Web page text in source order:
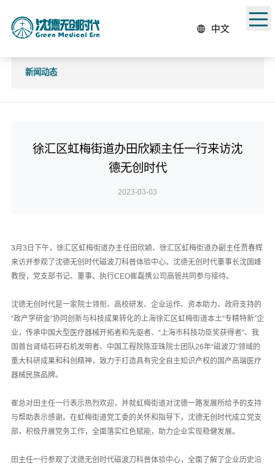
中文
新闻动态
徐汇区虹梅街道办田欣颖主任一行来访沈
德无创时代
2023-03-03
3月3日下午，徐汇区虹梅街道办主任田欣颖、徐汇区虹梅街道办副主任贾春辉
来访并参观了沈德无创时代磁波刀科普体验中心。沈德无创时代董事长沈国峰
教授，党支部书记、董事、执行CEO崔磊携公司高管共同参与接待。
沈德无创时代是一家院士领衔、高校研发、企业运作、资本助力、政府支持的
“政产学研金”协同创新与科技成果转化的上海徐汇区虹梅街道本土“专精特新”企
业，传承中国大型医疗器械开拓者和先驱者、“上海市科技功臣奖获得者”、我
国首台肾结石碎石机发明者、中国工程院陈亚珠院士团队26年“磁波刀”领域的
重大科研成果和科创精神，致力于打造具有完全自主知识产权的国产高端医疗
器械民族品牌。
崔总对田主任一行表示热烈欢迎，并就虹梅街道对沈德一路发展所给予的支持
与帮助表示感谢。在虹梅街道党工委的关怀和指导下，沈德无创时代成立党支
部，积极开展党务工作，全面落实红色赋能，助力企业实现稳健发展。
田主任一行参观了沈德无创时代磁波刀科普体验中心，全面了解了企业历史沿